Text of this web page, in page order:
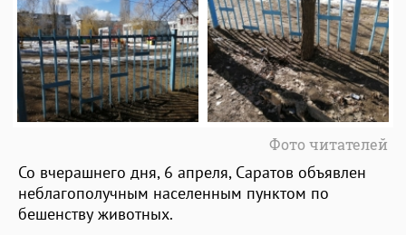
Фото читателей
Со вчерашнего дня, 6 апреля, Саратов объявлен
неблагополучным населенным пунктом по
бешенству животных.